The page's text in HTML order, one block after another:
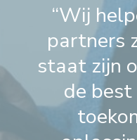
“Wij
partners
staat zijn
de